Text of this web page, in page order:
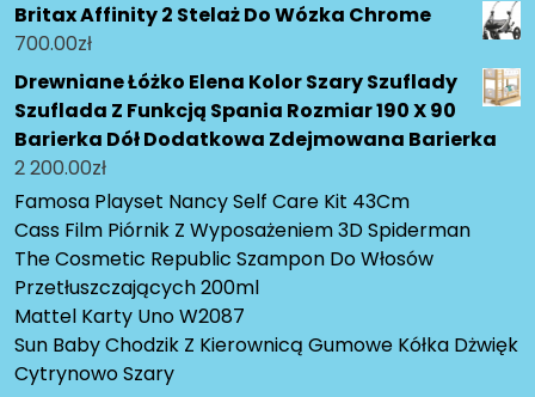
Britax Affinity 2 Stelaż Do Wózka Chrome
700.00zł
Drewniane Łóżko Elena Kolor Szary Szuflady
Szuflada Z Funkcją Spania Rozmiar 190 X 90
Barierka Dół Dodatkowa Zdejmowana Barierka
2 200.00zł
Famosa Playset Nancy Self Care Kit 43Cm
Cass Film Piórnik Z Wyposażeniem 3D Spiderman
The Cosmetic Republic Szampon Do Włosów
Przetłuszczających 200ml
Mattel Karty Uno W2087
Sun Baby Chodzik Z Kierownicą Gumowe Kółka Dżwięk
Cytrynowo Szary